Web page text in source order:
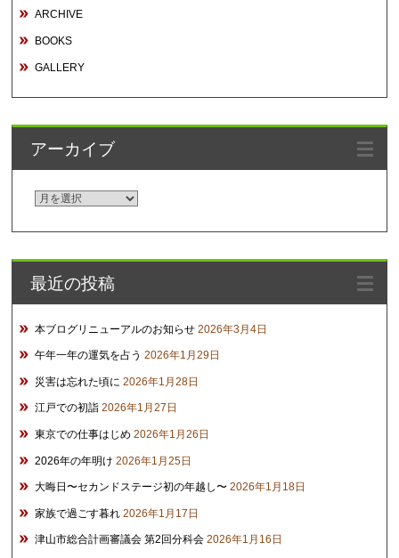
ARCHIVE
BOOKS
GALLERY
アーカイブ
ア
イ
ブ
最近の投稿
本ブログリニューアルのお知らせ 2026年3月4日
午年一年の運気を占う 2026年1月29日
災害は忘れた頃に 2026年1月28日
江戸での初詣 2026年1月27日
東京での仕事はじめ 2026年1月26日
2026年の年明け 2026年1月25日
大晦日〜セカンドステージ初の年越し〜 2026年1月18日
家族で過ごす暮れ 2026年1月17日
津山市総合計画審議会 第2回分科会 2026年1月16日